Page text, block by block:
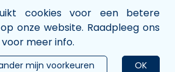
cookies voor een betere
onze website. Raadpleeg ons
voor meer info.
OK
mijn voorkeuren